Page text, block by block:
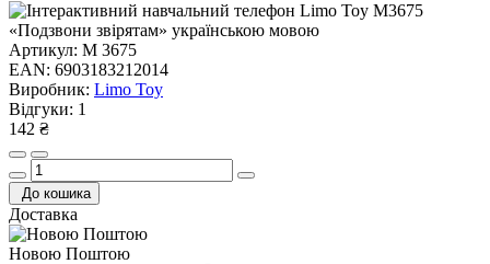
Артикул: M 3675
EAN: 6903183212014
Виробник: Limo Toy
Відгуки: 1
142 ₴
До кошика
Доставка
Новою Поштою